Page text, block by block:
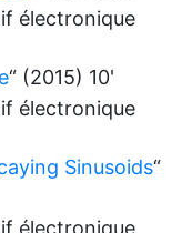
électronique
“ (2015) 10'
électronique
Sinusoids“
électronique